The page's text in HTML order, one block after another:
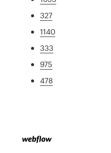
327
1140
333
975
478